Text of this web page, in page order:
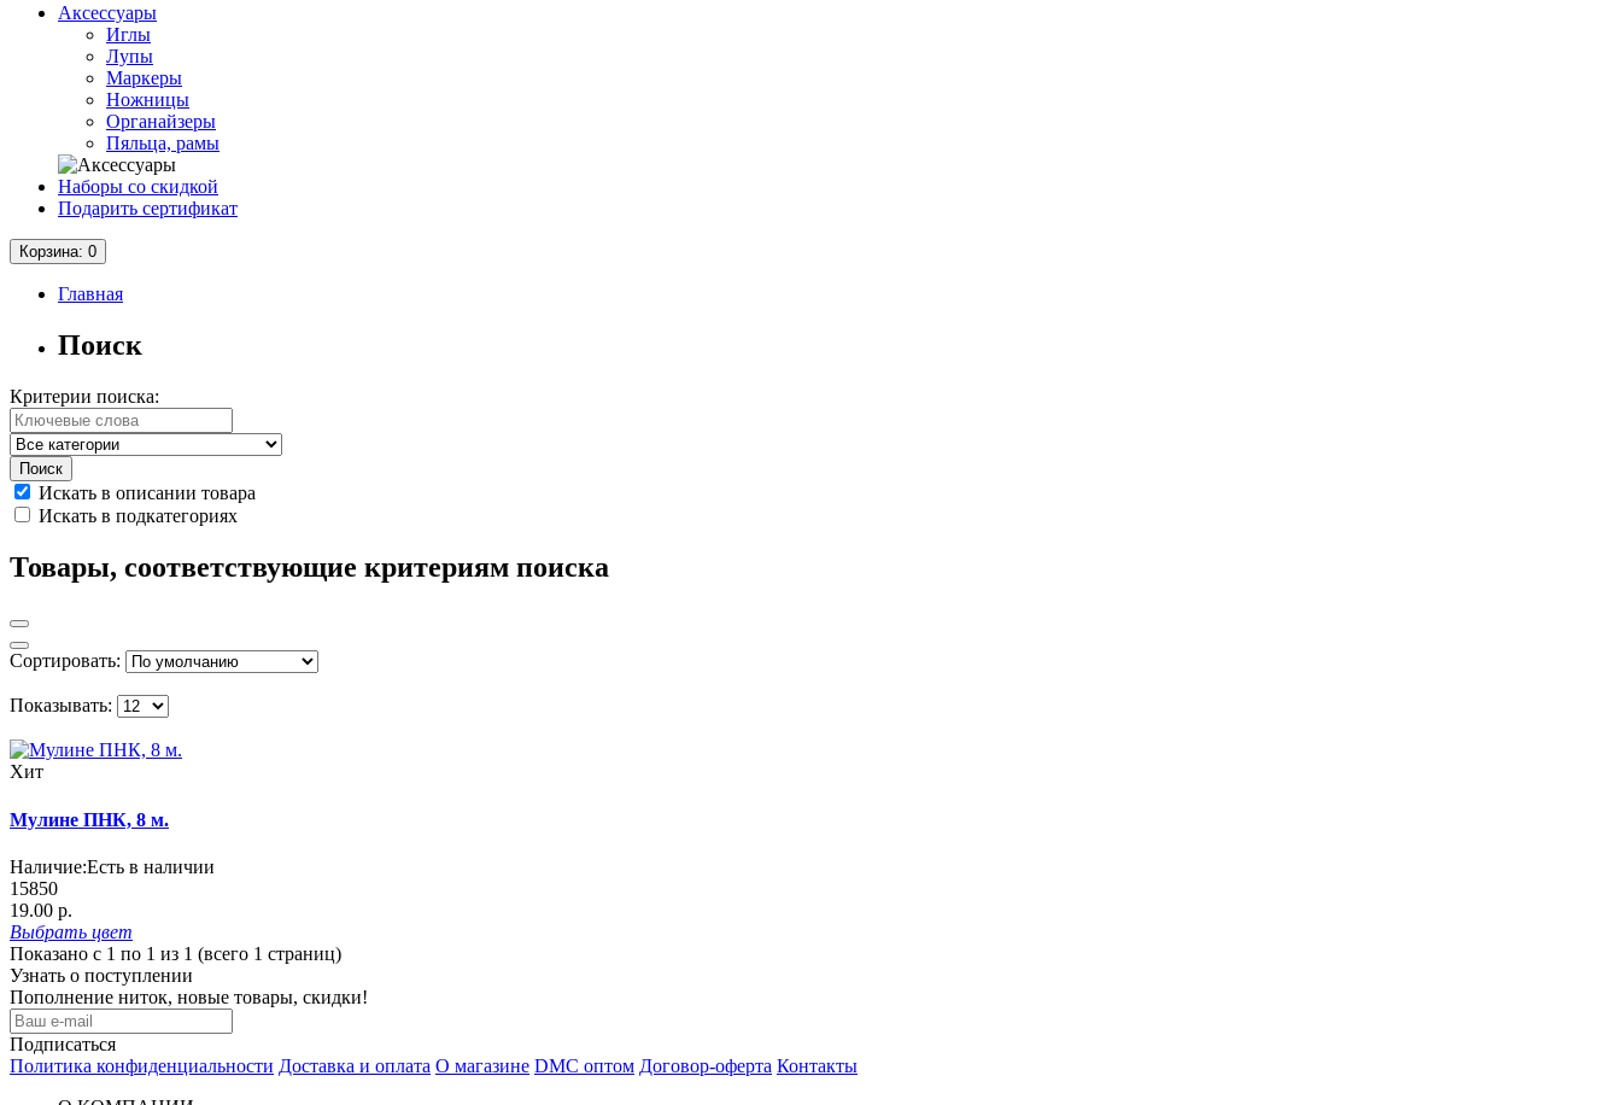
Аксессуары
Иглы
Лупы
Маркеры
Ножницы
Органайзеры
Пяльца, рамы
Наборы со скидкой
Подарить сертификат
Корзина: 0
Главная
Поиск
Критерии поиска:
Искать в описании товара
Искать в подкатегориях
Товары, соответствующие критериям поиска
Сортировать:
Показывать:
Хит
Мулине ПНК, 8 м.
Наличие:Есть в наличии
15850
19.00 р.
Выбрать цвет
Показано с 1 по 1 из 1 (всего 1 страниц)
Узнать о поступлении
Пополнение ниток, новые товары, скидки!
Подписаться
Политика конфиденциальности Доставка и оплата О магазине DMC оптом Договор-оферта Контакты